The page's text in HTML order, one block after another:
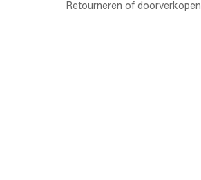
Retourneren of doorverkopen